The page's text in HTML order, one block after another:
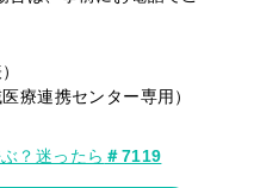
療連携センター専用）
？迷ったら ＃7119